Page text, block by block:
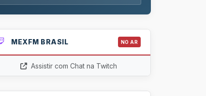
MEXFM BRASIL NO AR
Assistir com Chat na Twitch